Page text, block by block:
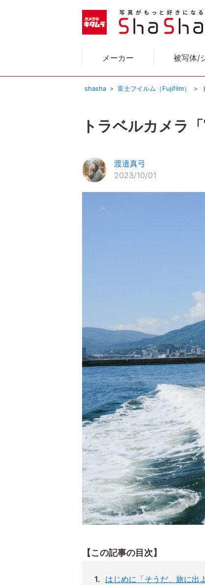
メーカー 被写体/
shasha 富士フイルム（Fujifilm）
トラベルカメラ
渡邉真弓
2023/10/01
【この記事の目次】
はじめに「そうだ、旅に出